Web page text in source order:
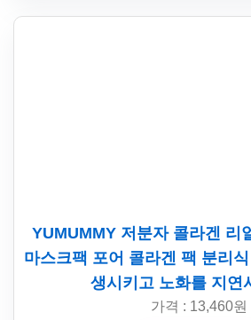
YUMUMMY 저분자 콜라겐 리
마스크팩 포어 콜라겐 팩 분리
생시키고 노화를 지연
가격 : 13,460원